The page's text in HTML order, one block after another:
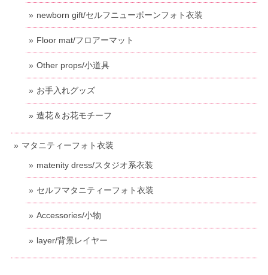
newborn gift/セルフニューボーンフォト衣装
Floor mat/フロアーマット
Other props/小道具
お手入れグッズ
造花＆お花モチーフ
マタニティーフォト衣装
matenity dress/スタジオ系衣装
セルフマタニティーフォト衣装
Accessories/小物
layer/背景レイヤー